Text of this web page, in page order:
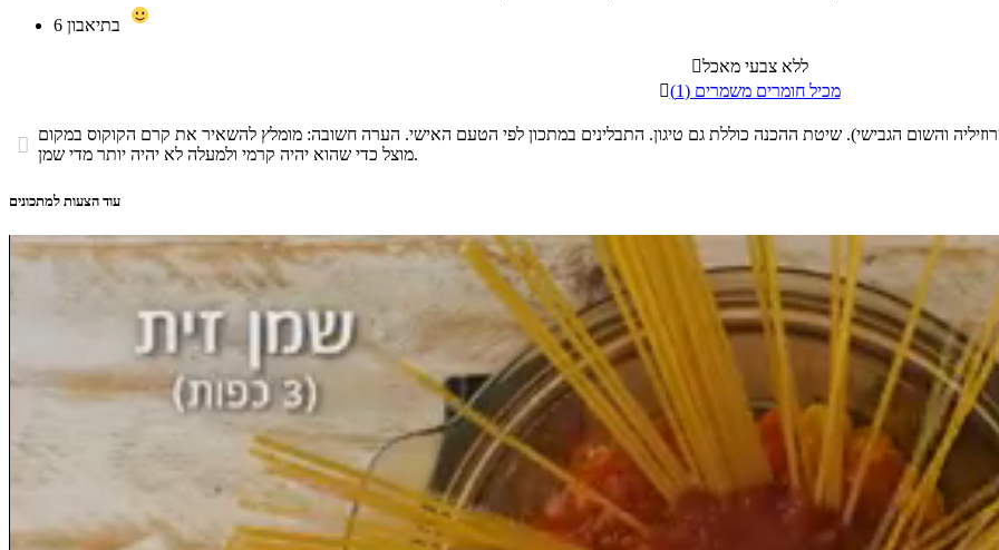
6
ללא צבעי מאכל

מכיל חומרים משמרים (1)
 והשום הגבישי). שיטת ההכנה כוללת גם טיגון. התבלינים במתכון לפי הטעם האישי. הערה חשובה: מומלץ להשאיר את קרם הקוקוס במקום
מוצל כדי שהוא יהיה קרמי ולמעלה לא יהיה יותר מדי שמן.
עוד הצעות למתכונים